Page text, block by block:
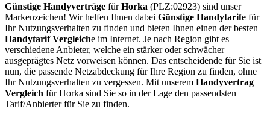
Günstige Handyverträge fürHorka (PLZ:02923) sind unser
Markenzeichen! Wir helfen Ihnen dabei Günstige Handytarife für
Ihr Nutzungsverhalten zu finden und bieten Ihnen einen der besten
Handytarif Vergleiche im Internet. Je nach Region gibt es
verschiedene Anbieter, welche ein stärker oder schwächer
ausgeprägtes Netz vorweisen können. Das entscheidende für Sie ist
nun, die passende Netzabdeckung für Ihre Region zu finden, ohne
Ihr Nutzungsverhalten zu vergessen. Mit unserem Handyvertrag
Vergleich für Horka sind Sie so in der Lage den passendsten
Tarif/Anbierter für Sie zu finden.